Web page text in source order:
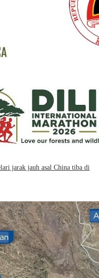
jarak jauh asal China tiba di